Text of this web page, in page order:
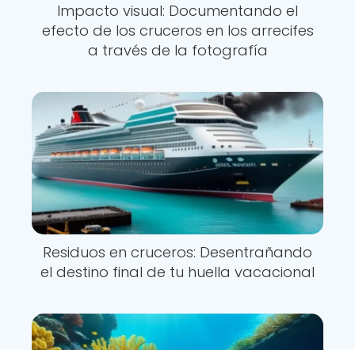
Impacto visual: Documentando el
efecto de los cruceros en los arrecifes
a través de la fotografía
Residuos en cruceros: Desentrañando
el destino final de tu huella vacacional